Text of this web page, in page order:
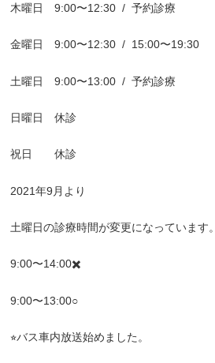
木曜日9:00〜12:30 / 予約診療
金曜日9:00〜12:30 / 15:00〜19:30
土曜日9:00〜13:00 / 予約診療
日曜日 休診
祝日 休診
2021年9 月より
土曜日の診療時間が変更になっています。
9:00〜14:00✖️
9:00〜13:00○
⭐︎バス車内放送始めました。